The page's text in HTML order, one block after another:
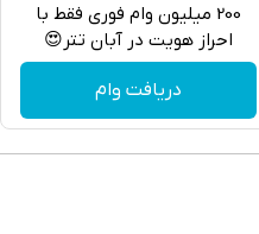
واتساپ
200 میلیون وام فوری فقط با
احراز هویت در آبان تتر😍
دریافت وام